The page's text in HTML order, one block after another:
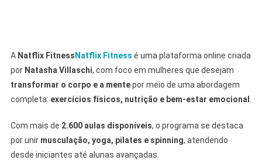
A Natflix Fitness Natflix Fitness é uma plataforma online criada
por Natasha Villaschi, com foco em mulheres que desejam
transformar o corpo e a mentepor meio de uma abordagem
completa: exercícios físicos, nutrição e bem-estar emocional
Com mais de 2.600 aulas disponíveis, o programa se destaca
por unir musculação, yoga, pilates e spinning, atendendo
desde iniciantes até alunas avançadas.